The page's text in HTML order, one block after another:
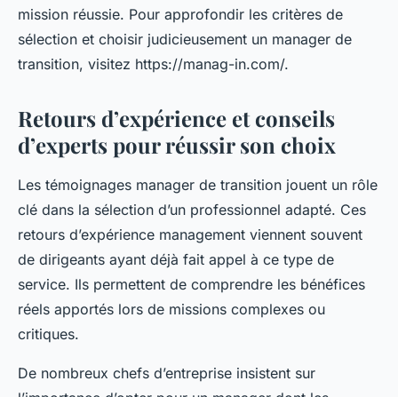
mission réussie. Pour approfondir les critères de
sélection et choisir judicieusement un manager de
transition, visitez https://manag-in.com/.
Retours d’expérience et conseils
d’experts pour réussir son choix
Les témoignages manager de transition jouent un rôle
clé dans la sélection d’un professionnel adapté. Ces
retours d’expérience management viennent souvent
de dirigeants ayant déjà fait appel à ce type de
service. Ils permettent de comprendre les bénéfices
réels apportés lors de missions complexes ou
critiques.
De nombreux chefs d’entreprise insistent sur